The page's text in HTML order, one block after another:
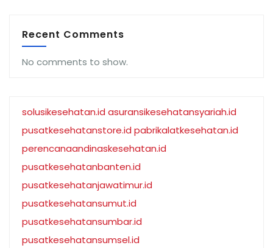
Recent Comments
No comments to show.
solusikesehatan.id asuransikesehatansyariah.id
pusatkesehatanstore.id pabrikalatkesehatan.id
perencanaandinaskesehatan.id
pusatkesehatanbanten.id
pusatkesehatanjawatimur.id
pusatkesehatansumut.id
pusatkesehatansumbar.id
pusatkesehatansumsel.id